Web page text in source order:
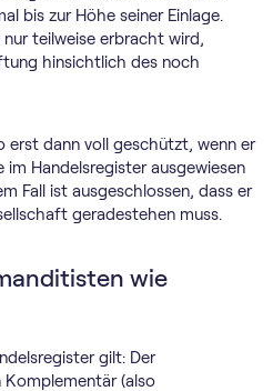
bis zur Höhe seiner Einlage.
teilweise erbracht wird,
hinsichtlich des noch
erst dann voll geschützt, wenn er
im Handelsregister ausgewiesen
Fall ist ausgeschlossen, dass er
geradestehen muss.
wie
gilt: Der
(also